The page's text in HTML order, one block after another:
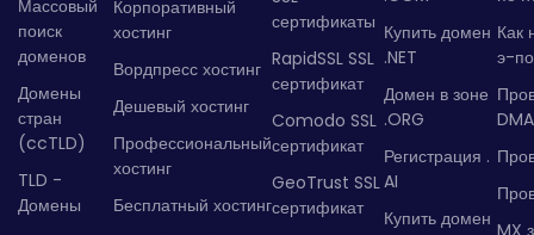
Массовый
поиск
доменов
Домены
стран
(ccTLD)
TLD -
Домены
Корпоративный
хостинг
Вордпресс хостинг
Дешевый хостинг
Профессиональный
хостинг
Бесплатный хостинг
сертификаты
RapidSSL SSL
сертификат
Comodo SSL
сертификат
GeoTrust SSL
сертификат
Купить домен
.NET
Домен в зоне
.ORG
Регистрация .
AI
Купить домен
Как
э-